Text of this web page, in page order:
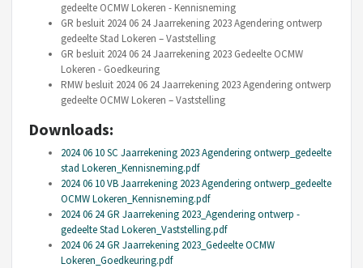
gedeelte OCMW Lokeren - Kennisneming
GR besluit 2024 06 24 Jaarrekening 2023 Agendering ontwerp
gedeelte Stad Lokeren – Vaststelling
GR besluit 2024 06 24 Jaarrekening 2023 Gedeelte OCMW
Lokeren - Goedkeuring
RMW besluit 2024 06 24 Jaarrekening 2023 Agendering ontwerp
gedeelte OCMW Lokeren – Vaststelling
Downloads:
2024 06 10 SC Jaarrekening 2023 Agendering ontwerp_gedeelte
stad Lokeren_Kennisneming.pdf
2024 06 10 VB Jaarrekening 2023 Agendering ontwerp_gedeelte
OCMW Lokeren_Kennisneming.pdf
2024 06 24 GR Jaarrekening 2023_Agendering ontwerp -
gedeelte Stad Lokeren_Vaststelling.pdf
2024 06 24 GR Jaarrekening 2023_Gedeelte OCMW
Lokeren_Goedkeuring.pdf